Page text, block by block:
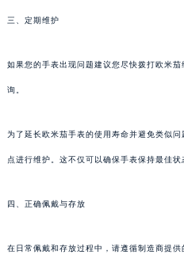
三、定期维护
如果您的手表出现问题建议您尽快拨打欧米
询。
为了延长欧米茄手表的使用寿命并避免类似
点进行维护。这不仅可以确保手表保持最佳
四、正确佩戴与存放
在日常佩戴和存放过程中，请遵循制造商提